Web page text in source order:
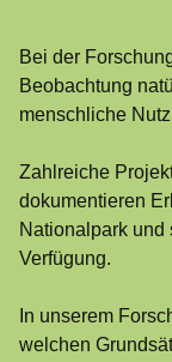
Bei der
Beobachtung
menschliche
Zahlreiche
dokumentieren
Nationalpark und
Verfügung.
In unserem
welchen